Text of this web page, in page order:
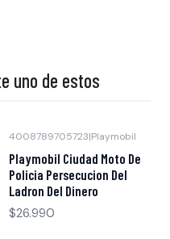
uno de estos
4008789705723|Playmobil
Playmobil Ciudad Moto De
Policia Persecucion Del
Ladron Del Dinero
$26.990